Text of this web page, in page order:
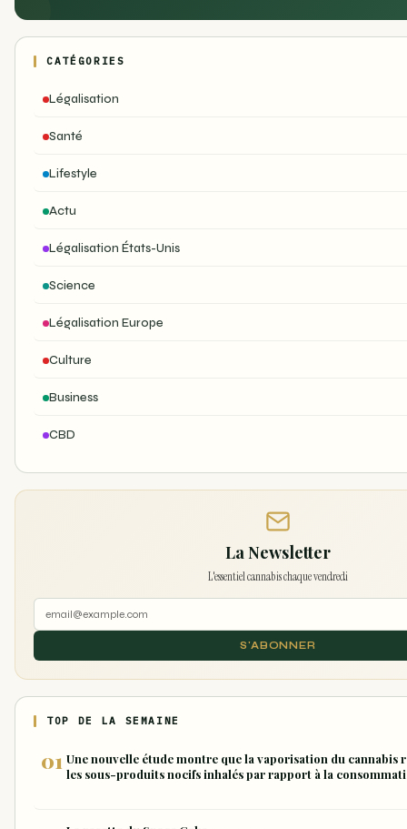
CATÉGORIES
Légalisation
Santé
Lifestyle
Actu
Légalisation États-Unis
Science
Légalisation Europe
Culture
Business
CBD
La Newsletter
L'essentiel cannabis chaque vendredi
S'ABONNER
TOP DE LA SEMAINE
Une nouvelle étude montre que la vaporisation du cannabis
les sous-produits nocifs inhalés par rapport à la